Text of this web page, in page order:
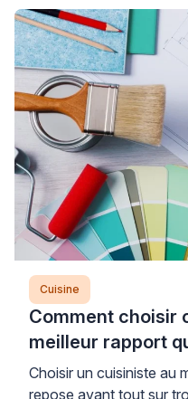
Cuisine
Comment choisir
meilleur rapport
Choisir un cuisiniste au
repose avant tout sur